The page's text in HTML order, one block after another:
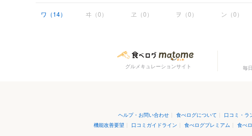
ワ（14） ヰ（0） ヱ（0） ヲ（0） ン（0）
グルメキュレーションサイト 毎
ヘルプ・お問い合わせ | 食べログについて | 口コミ・ラ
機能改善要望 | 口コミガイドライン | 食べログプレミアム | 食べ